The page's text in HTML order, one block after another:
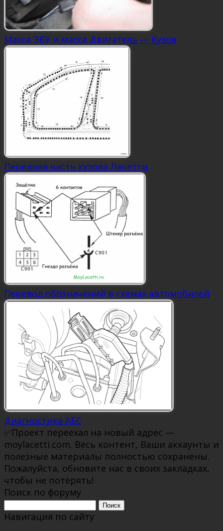
Масса ЭБУ и масса Двигатель — Кузов
Передняя часть кузова Лачетти
Перевод обозначений в схемах автомобилей
Диагностика АБС
✅Проект переехал на новый адрес —
moylacetti.com. Весь контент, Ваши аккаунты и
полезные материалы полностью сохранены.
Пожалуйста, обновите нас в своих закладках,
чтобы не потерять!
Поиск по форуму
Поиск:
Навигация по сайту